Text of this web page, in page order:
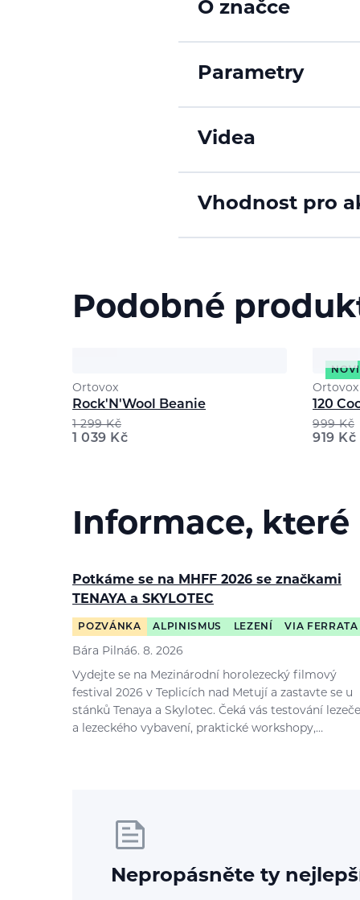
O značce
Parametry
Videa
Vhodnost pro
Podobné
Ortovox
Rock'N'Wool Beanie
1 299Kč
1 039 Kč
Ortovox
120
999Kč
919 Kč
Informace,
Potkáme se na MHFF 2026 se značkami
TENAYA a SKYLOTEC
POZVÁNKA ALPINISMUS LEZENÍ VIA FERRATA
Bára Pilná6. 8. 2026
Vydejte se na Mezinárodní horolezecký filmový
festival 2026 v Teplicích nad Metují a zastavte se u
stánků Tenaya a Skylotec. Čeká vás testování
a lezeckého vybavení, praktické workshopy,…
Nepropásněte ty